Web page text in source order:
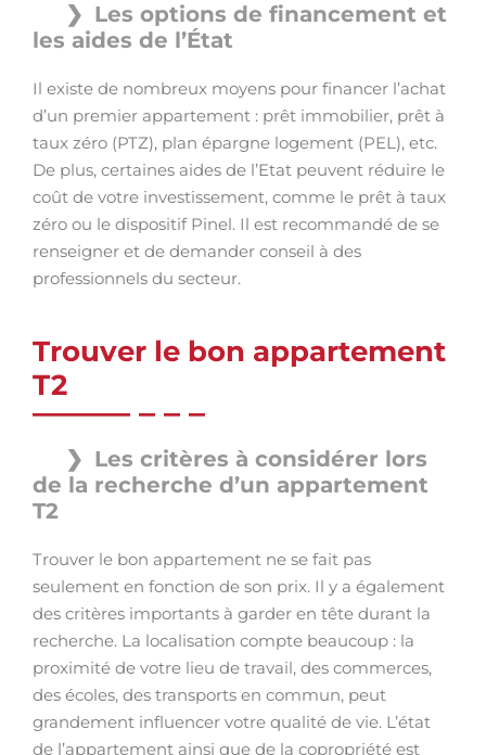
Les options de financement et
les aides de l’État
Il existe de nombreux moyens pour financer l’achat
d’un premier appartement : prêt immobilier, prêt à
taux zéro (PTZ), plan épargne logement (PEL), etc.
De plus, certaines aides de l’Etat peuvent réduire le
coût de votre investissement, comme le prêt à taux
zéro ou le dispositif Pinel. Il est recommandé de se
renseigner et de demander conseil à des
professionnels du secteur.
Trouver le bon appartement
T2
Les critères à considérer lors
de la recherche d’un appartement
T2
Trouver le bon appartement ne se fait pas
seulement en fonction de son prix. Il y a également
des critères importants à garder en tête durant la
recherche. La localisation compte beaucoup : la
proximité de votre lieu de travail, des commerces,
des écoles, des transports en commun, peut
grandement influencer votre qualité de vie. L’état
de l’appartement ainsi que de la copropriété est